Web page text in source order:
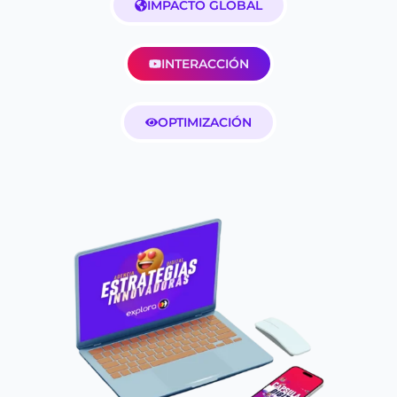
IMPACTO GLOBAL
INTERACCIÓN
OPTIMIZACIÓN